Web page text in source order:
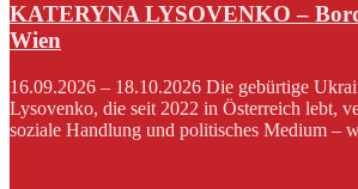
KATERYNA LYSOVENKO –
Wien
16.09.2026 – 18.10.2026 Die gebürtige
Lysovenko, die seit 2022 in Österreich lebt,
soziale Handlung und politisches Medium –